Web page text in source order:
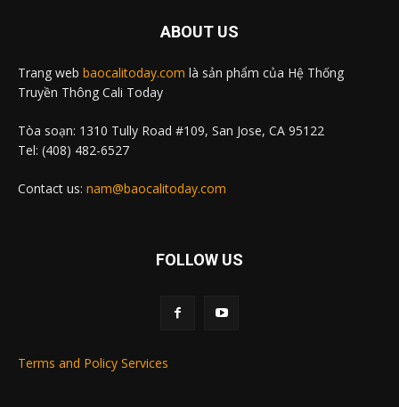
ABOUT US
Trang web baocalitoday.com là sản phẩm của Hệ Thống
Truyền Thông Cali Today
Tòa soạn: 1310 Tully Road #109, San Jose, CA 95122
Tel: (408) 482-6527
Contact us: nam@baocalitoday.com
FOLLOW US
Terms and Policy Services